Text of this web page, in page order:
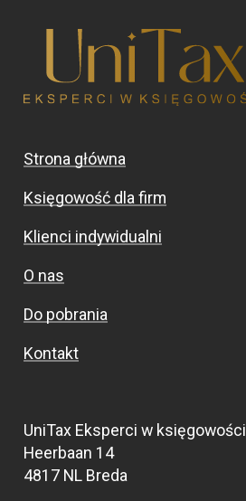
Strona główna
Księgowość dla firm
Klienci indywidualni
O nas
Do pobrania
Kontakt
UniTax Eksperci w księgowości
Heerbaan 14
4817 NL Breda